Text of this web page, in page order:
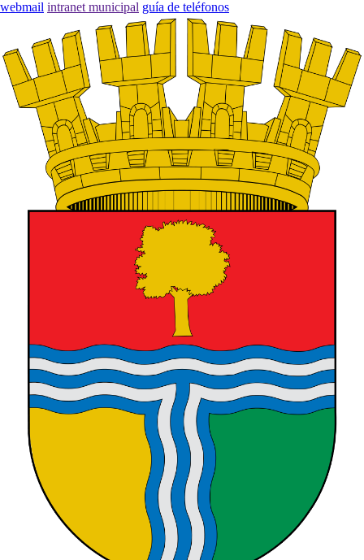
webmail intranet municipal guía de teléfonos